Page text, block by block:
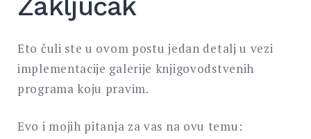
Eto čuli ste u ovom postu jedan detalj u vezi
implementacije galerije knjigovodstvenih
programa koju pravim.
Evo i mojih pitanja za vas na ovu temu: